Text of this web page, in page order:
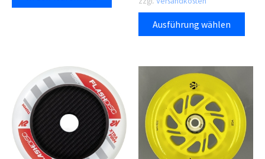
Ausführung wählen
Die